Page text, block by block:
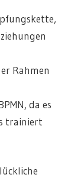
Rahmen
da es
trainiert